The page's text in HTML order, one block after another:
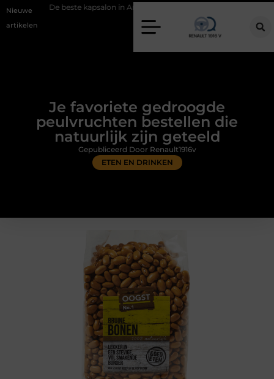
Nieuwe
artikelen
kapsalon in Arnhem: meer dan alleen een knipbeurt
Je favoriete gedroogde
peulvruchten bestellen die
natuurlijk zijn geteeld
ETEN EN DRINKEN
Gepubliceerd Door Renault1916v